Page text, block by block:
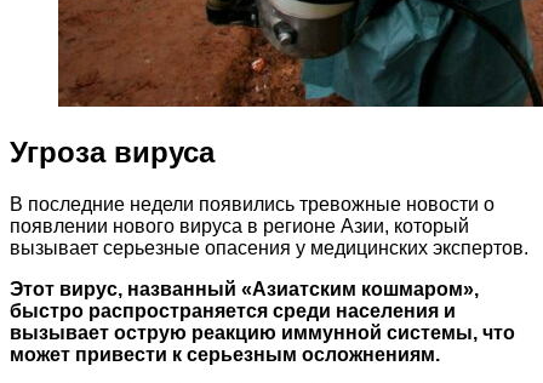
Угроза вируса
В последние недели появились тревожные новости о
появлении нового вируса в регионе Азии, который
вызывает серьезные опасения у медицинских экспертов.
Этот вирус, названный «Азиатским кошмаром»,
быстро распространяется среди населения и
вызывает острую реакцию иммунной системы, что
может привести к серьезным осложнениям.